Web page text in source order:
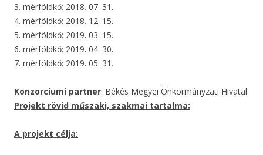
3. mérföldkő: 2018. 07. 31.
4. mérföldkő: 2018. 12. 15.
5. mérföldkő: 2019. 03. 15.
6. mérföldkő: 2019. 04. 30.
7. mérföldkő: 2019. 05. 31.
Konzorciumi partner: Békés Megyei Önkormányzati Hivatal
Projekt rövid műszaki, szakmai tartalma:
A projekt célja: